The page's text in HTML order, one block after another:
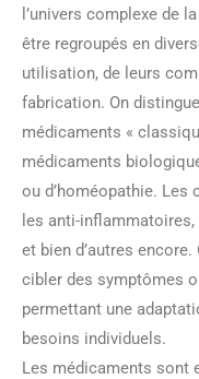
l’univers complexe de
être regroupés en
utilisation, de leurs
fabrication. On
médicaments «
médicaments
ou d’homéopathie.
les anti-inflammatoires,
et bien d’autres
cibler des symptômes
permettant une
besoins individuels.
Les médicaments sont